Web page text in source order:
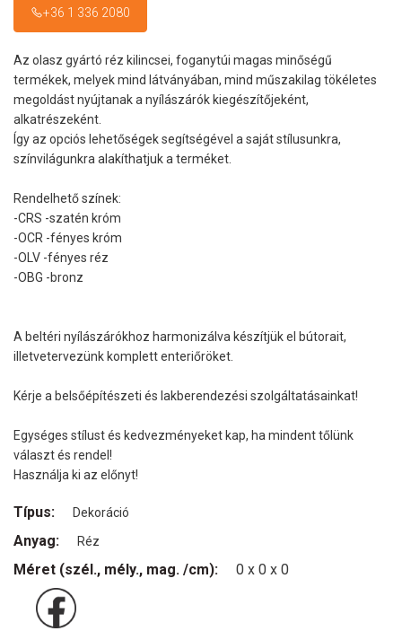
+36 1 336 2080
Az olasz gyártó réz kilincsei, foganytúi magas minőségű
termékek, melyek mind látványában, mind műszakilag tökéletes
megoldást nyújtanak a nyílászárók kiegészítőjeként,
alkatrészeként.
Így az opciós lehetőségek segítségével a saját stílusunkra,
színvilágunkra alakíthatjuk a terméket.
Rendelhető színek:
-CRS -szatén króm
-OCR -fényes króm
-OLV -fényes réz
-OBG -bronz
A beltéri nyílászárókhoz harmonizálva készítjük el bútorait,
illetvetervezünk komplett enteriőröket.
Kérje a belsőépítészeti és lakberendezési szolgáltatásainkat!
Egységes stílust és kedvezményeket kap, ha mindent tőlünk
választ és rendel!
Használja ki az előnyt!
Típus: Dekoráció
Anyag: Réz
Méret (szél., mély., mag. /cm): 0 x 0 x 0